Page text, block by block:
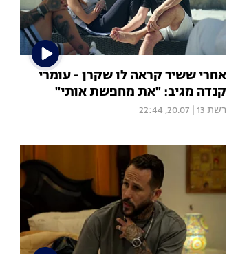
אחרי ששיר קראה לו שקרן - עומרי
קנדה מגיב: "את מחפשת אותי"
רשת 13 20.07, 22:44